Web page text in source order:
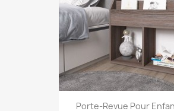
Porte-Revue Pour